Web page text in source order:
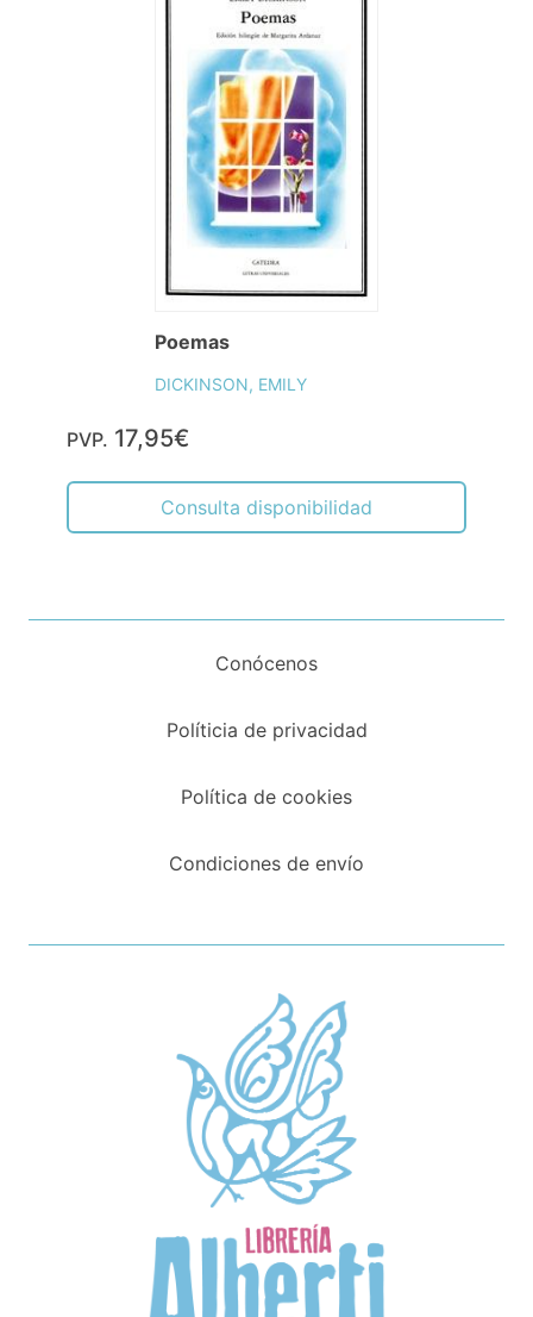
Poemas
DICKINSON, EMILY
PVP. 17,95€
Consulta disponibilidad
Conócenos
Políticia de privacidad
Política de cookies
Condiciones de envío